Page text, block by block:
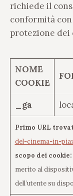
richiede il
conformità
protezione dei
NOME
COOKIE
_ga
Primo URL
del-cinema-in-
scopo dei cookie:
merito al
dell’utente su